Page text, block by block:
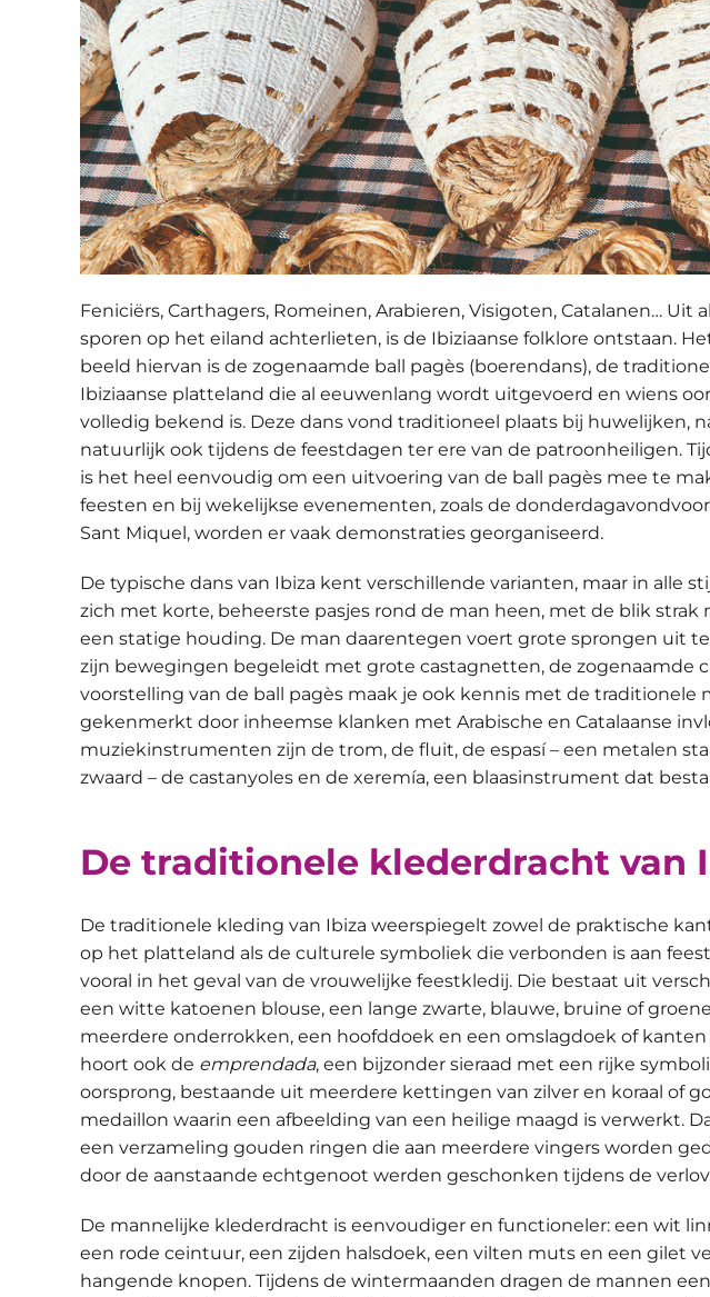
Feniciërs, Carthagers, Romeinen, Arabieren, Visigoten, Catalanen… Uit
sporen op het eiland achterlieten, is de Ibiziaanse folklore ontstaan.
beeld hiervan is de zogenaamde ball pagès (boerendans), de
Ibiziaanse platteland die al eeuwenlang wordt uitgevoerd en wiens
volledig bekend is. Deze dans vond traditioneel plaats bij huwelijken,
natuurlijk ook tijdens de feestdagen ter ere van de patroonheiligen.
is het heel eenvoudig om een uitvoering van de ball pagès mee te
feesten en bij wekelijkse evenementen, zoals de
Sant Miquel, worden er vaak demonstraties georganiseerd.
De typische dans van Ibiza kent verschillende varianten, maar in alle
zich met korte, beheerste pasjes rond de man heen, met de blik strak
een statige houding. De man daarentegen voert grote sprongen uit
zijn bewegingen begeleidt met grote castagnetten, de zogenaamde
voorstelling van de ball pagès maak je ook kennis met de traditionele
gekenmerkt door inheemse klanken met Arabische en Catalaanse
muziekinstrumenten zijn de trom, de fluit, de espasí – een metalen
zwaard – de castanyoles en de xeremía, een blaasinstrument dat
De traditionele klederdracht van
De traditionele kleding van Ibiza weerspiegelt zowel de praktische
op het platteland als de culturele symboliek die verbonden is aan
vooral in het geval van de vrouwelijke feestkledij. Die bestaat uit
een witte katoenen blouse, een lange zwarte, blauwe, bruine of
meerdere onderrokken, een hoofddoek en een omslagdoek of kanten
hoort ook de emprendada, een bijzonder sieraad met een rijke
oorsprong, bestaande uit meerdere kettingen van zilver en koraal of
medaillon waarin een afbeelding van een heilige maagd is verwerkt.
een verzameling gouden ringen die aan meerdere vingers worden
door de aanstaande echtgenoot werden geschonken tijdens de
De mannelijke klederdracht is eenvoudiger en functioneler: een wit
een rode ceintuur, een zijden halsdoek, een vilten muts en een gilet
hangende knopen. Tijdens de wintermaanden dragen de mannen